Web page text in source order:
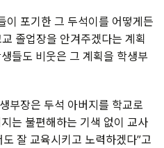
이 포기한 그 두석이를 어떻게든
졸업장을 안겨주겠다는 계획
들도 비웃은 그 계획을 학생부
부장은 두석 아버지를 학교로
는 불편해하는 기색 없이 교사
잘 교육시키고 노력하겠다”고